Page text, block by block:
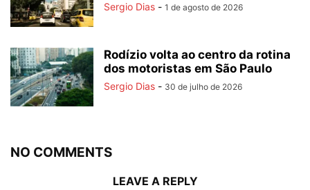
Sergio Dias - 1 de agosto de 2026
Rodízio volta ao centro da rotina
dos motoristas em São Paulo
Sergio Dias - 30 de julho de 2026
NO COMMENTS
LEAVE A REPLY